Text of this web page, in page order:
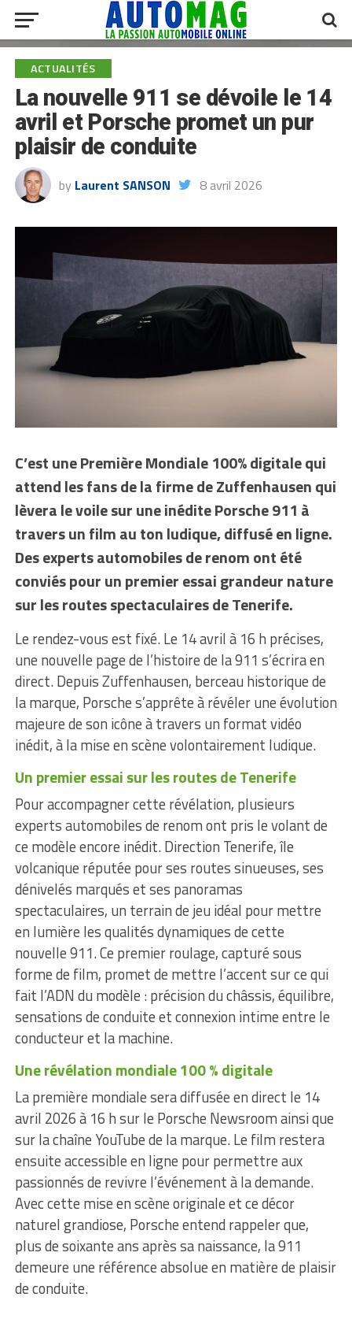
ACTUALITÉS
La nouvelle 911 se dévoile le 14
avril et Porsche promet un pur
plaisir de conduite
by Laurent SANSON 8 avril 2026
C’est une Première Mondiale 100% digitale qui
attend les fans de la firme de Zuffenhausen qui
lèvera le voile sur une inédite Porsche 911 à
travers un film au ton ludique, diffusé en ligne.
Des experts automobiles de renom ont été
conviés pour un premier essai grandeur nature
sur les routes spectaculaires de Tenerife.
Le rendez-vous est fixé. Le 14 avril à 16 h précises,
une nouvelle page de l’histoire de la 911 s’écrira en
direct. Depuis Zuffenhausen, berceau historique de
la marque, Porsche s’apprête à révéler une évolution
majeure de son icône à travers un format vidéo
inédit, à la mise en scène volontairement ludique.
Un premier essai sur les routes de Tenerife
Pour accompagner cette révélation, plusieurs
experts automobiles de renom ont pris le volant de
ce modèle encore inédit. Direction Tenerife, île
volcanique réputée pour ses routes sinueuses, ses
dénivelés marqués et ses panoramas
spectaculaires, un terrain de jeu idéal pour mettre
en lumière les qualités dynamiques de cette
nouvelle 911. Ce premier roulage, capturé sous
forme de film, promet de mettre l’accent sur ce qui
fait l’ADN du modèle : précision du châssis, équilibre,
sensations de conduite et connexion intime entre le
conducteur et la machine.
Une révélation mondiale 100 % digitale
La première mondiale sera diffusée en direct le 14
avril 2026 à 16 h sur le Porsche Newsroom ainsi que
sur la chaîne YouTube de la marque. Le film restera
ensuite accessible en ligne pour permettre aux
passionnés de revivre l’événement à la demande.
Avec cette mise en scène originale et ce décor
naturel grandiose, Porsche entend rappeler que,
plus de soixante ans après sa naissance, la 911
demeure une référence absolue en matière de plaisir
de conduite.